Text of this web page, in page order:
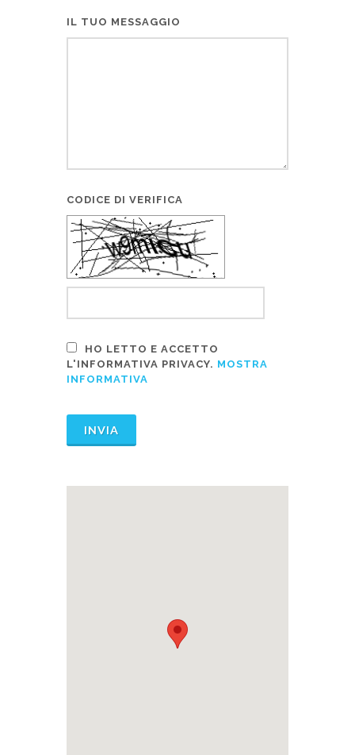
IL TUO MESSAGGIO
CODICE DI VERIFICA
HO LETTO E ACCETTO
L'INFORMATIVA PRIVACY. MOSTRA
INFORMATIVA